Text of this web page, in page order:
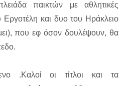
παικτών με αθλητικές
Εργοτέλη και δυο του Ηράκλειο
που εφ όσον δουλέψουν, θα
.Καλοί οι τίτλοι και τα